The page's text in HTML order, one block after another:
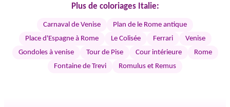
Plus de coloriages Italie:
Carnaval de Venise
Plan de le Rome antique
Place d'Espagne à Rome
Le Colisée Ferrari
Venise
Gondoles à venise
Tour de Pise Cour intérieure
Rome
Fontaine de Trevi
Romulus et Remus